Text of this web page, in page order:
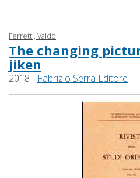
Ferretti, Valdo
The changing
jiken
2018 - Fabrizio Serra Editore